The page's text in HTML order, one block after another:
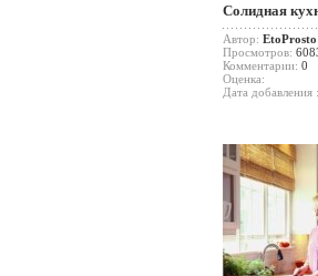
Солидная
Автор: EtoProsto
Просмотров:
Комментарии: 0
Оценка:
Дата добавления :